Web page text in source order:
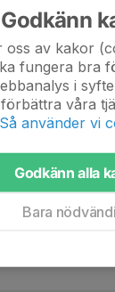
v.16
Godkänn
oss av kakor
fungera bra
i
förbättra våra
Så använder vi
Godkänn alla
Bara